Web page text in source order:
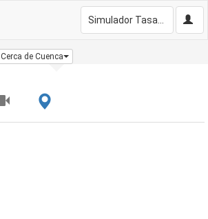
Cerca de Cuenca